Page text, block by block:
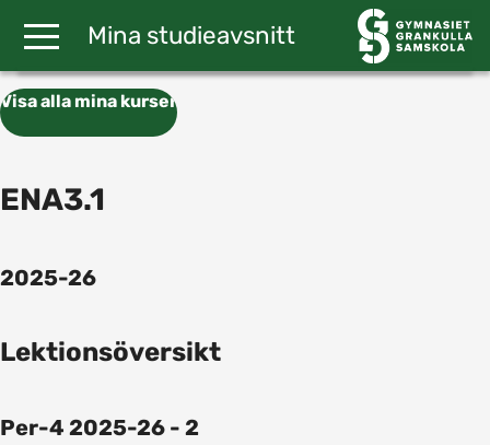
Mina studieavsnitt
Visa alla mina kurser
ENA3.1
2025-26
Lektionsöversikt
Per-4 2025-26 - 2